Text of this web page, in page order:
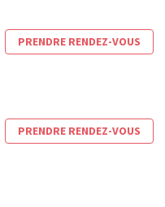
PRENDRE RENDEZ-VOUS
PRENDRE RENDEZ-VOUS